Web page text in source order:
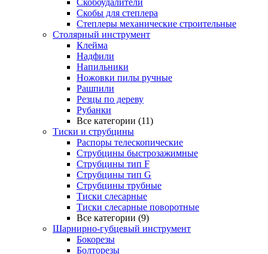
Скобоудалители
Скобы для степлера
Степлеры механические строительные
Столярный инструмент
Клейма
Надфили
Напильники
Ножовки пилы ручные
Рашпили
Резцы по дереву
Рубанки
Все категории (11)
Тиски и струбцины
Распоры телескопические
Струбцины быстрозажимные
Струбцины тип F
Струбцины тип G
Струбцины трубные
Тиски слесарные
Тиски слесарные поворотные
Все категории (9)
Шарнирно-губцевый инструмент
Бокорезы
Болторезы